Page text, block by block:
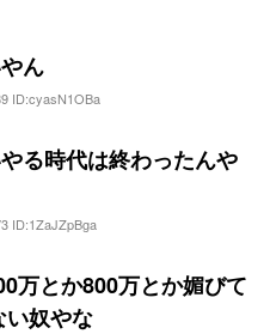
ん
ID:cyasN1OBa
る時代は終わったんや
ID:1ZaJZpBga
万とか800万とか媚びて
い奴やな